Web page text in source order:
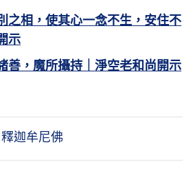
之相，使其心一念不生，安住不
示
善，魔所攝持｜淨空老和尚開示
釋迦牟尼佛